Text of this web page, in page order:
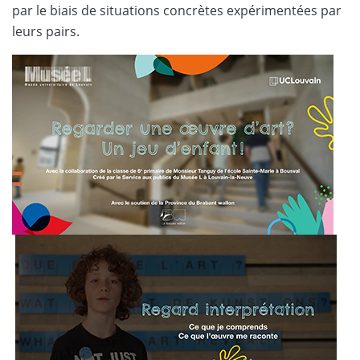
par le biais de situations concrètes expérimentées par
leurs pairs.